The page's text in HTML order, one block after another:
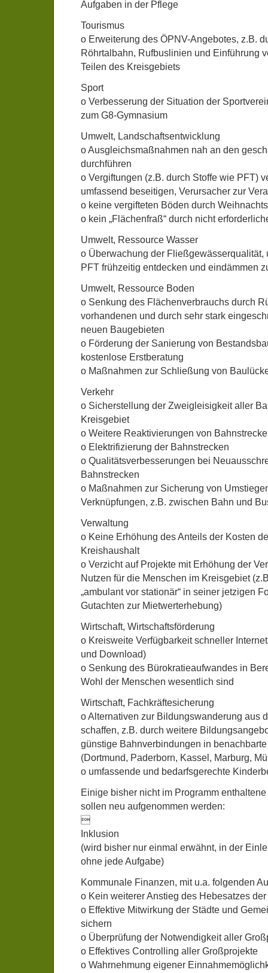
Aufgaben in der Pflege
Tourismus
o Erweiterung des ÖPNV-Angebotes, z.B.
Röhrtalbahn, Rufbuslinien und Einführung
Teilen des Kreisgebiets
Sport
o Verbesserung der Situation der
zum G8-Gymnasium
Umwelt, Landschaftsentwicklung
o Ausgleichsmaßnahmen nah an den
durchführen
o Vergiftungen (z.B. durch Stoffe wie PFT)
umfassend beseitigen, Verursacher zur
o keine vergifteten Böden durch
o kein „Flächenfraß“ durch nicht
Umwelt, Ressource Wasser
o Überwachung der Fließgewässerqualität,
PFT frühzeitig entdecken und eindämmen
Umwelt, Ressource Boden
o Senkung des Flächenverbrauchs durch
vorhandenen und durch sehr stark
neuen Baugebieten
o Förderung der Sanierung von
kostenlose Erstberatung
o Maßnahmen zur Schließung von
Verkehr
o Sicherstellung der Zweigleisigkeit aller
Kreisgebiet
o Weitere Reaktivierungen von
o Elektrifizierung der Bahnstrecken
o Qualitätsverbesserungen bei
Bahnstrecken
o Maßnahmen zur Sicherung von
Verknüpfungen, z.B. zwischen Bahn und
Verwaltung
o Keine Erhöhung des Anteils der Kosten
Kreishaushalt
o Verzicht auf Projekte mit Erhöhung der
Nutzen für die Menschen im Kreisgebiet
„ambulant vor stationär“ in seiner jetzigen
Gutachten zur Mietwerterhebung)
Wirtschaft, Wirtschaftsförderung
o Kreisweite Verfügbarkeit schneller
und Download)
o Senkung des Bürokratieaufwandes in
Wohl der Menschen wesentlich sind
Wirtschaft, Fachkräftesicherung
o Alternativen zur Bildungswanderung aus
schaffen, z.B. durch weitere
günstige Bahnverbindungen in
(Dortmund, Paderborn, Kassel, Marburg,
o umfassende und bedarfsgerechte
Einige bisher nicht im Programm enthaltene
sollen neu aufgenommen werden:

Inklusion
(wird bisher nur einmal erwähnt, in der
ohne jede Aufgabe)
Kommunale Finanzen, mit u.a. folgenden
o Kein weiterer Anstieg des Hebesatzes
o Effektive Mitwirkung der Städte und
sichern
o Überprüfung der Notwendigkeit aller
o Effektives Controlling aller Großprojekte
o Wahrnehmung eigener